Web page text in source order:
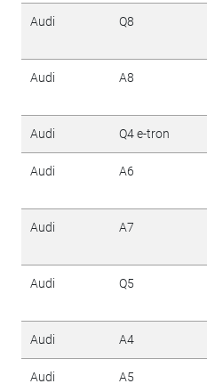
Audi Q8
Audi A8
Audi Q4 e-tron
Audi A6
Audi A7
Audi Q5
Audi A4
Audi A5